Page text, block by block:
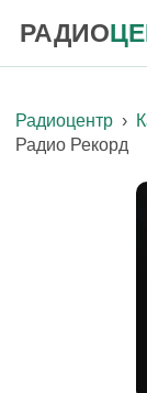
РАДИО
Радиоцентр ›
Радио Рекорд